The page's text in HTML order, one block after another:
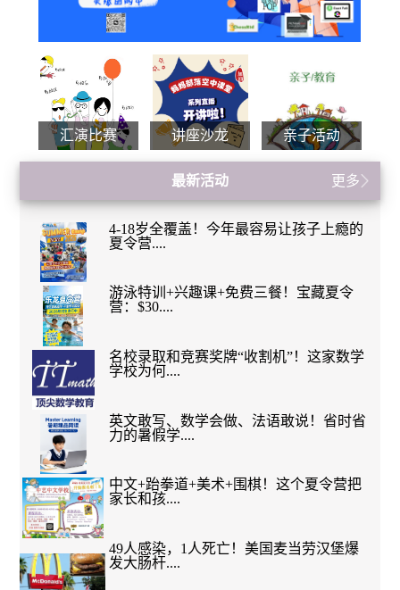
汇演比赛 讲座沙龙 亲子活动
最新活动 更多
4-18岁全覆盖！今年最容易让孩子上瘾的
夏令营....
游泳特训+兴趣课+免费三餐！宝藏夏令
营：$30....
名校录取和竞赛奖牌“收割机”！这家数学
学校为何....
英文敢写、数学会做、法语敢说！省时省
力的暑假学....
中文+跆拳道+美术+围棋！这个夏令营把
家长和孩....
49人感染，1人死亡！美国麦当劳汉堡爆
发大肠杆....